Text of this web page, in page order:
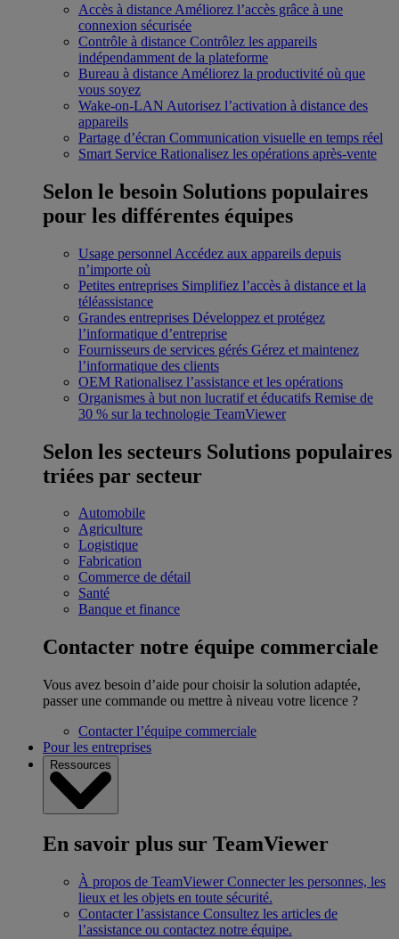
Accès à distance Améliorez l’accès grâce à une
connexion sécurisée
Contrôle à distance Contrôlez les appareils
indépendamment de la plateforme
Bureau à distance Améliorez la productivité où que
vous soyez
Wake-on-LAN Autorisez l’activation à distance des
appareils
Partage d’écran Communication visuelle en temps réel
Smart Service Rationalisez les opérations après-vente
Selon le besoin Solutions populaires
pour les différentes équipes
Usage personnel Accédez aux appareils depuis
n’importe où
Petites entreprises Simplifiez l’accès à distance et la
téléassistance
Grandes entreprises Développez et protégez
l’informatique d’entreprise
Fournisseurs de services gérés Gérez et maintenez
l’informatique des clients
OEM Rationalisez l’assistance et les opérations
Organismes à but non lucratif et éducatifs Remise de
30 % sur la technologie TeamViewer
Selon les secteurs Solutions populaires
triées par secteur
Automobile
Agriculture
Logistique
Fabrication
Commerce de détail
Santé
Banque et finance
Contacter notre équipe commerciale
Vous avez besoin d’aide pour choisir la solution adaptée,
passer une commande ou mettre à niveau votre licence ?
Contacter l’équipe commerciale
Pour les entreprises
Ressources
En savoir plus sur TeamViewer
À propos de TeamViewer Connecter les personnes, les
lieux et les objets en toute sécurité.
Contacter l’assistance Consultez les articles de
l’assistance ou contactez notre équipe.